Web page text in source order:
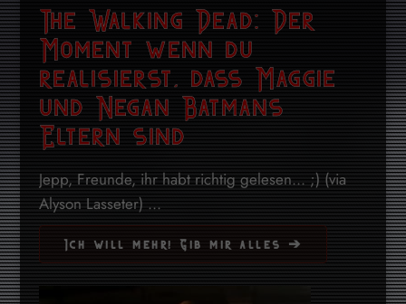
The Walking Dead: Der
Moment wenn du
realisierst, dass Maggie
und Negan Batmans
Eltern sind
Jepp, Freunde, ihr habt richtig gelesen... ;) (via
Alyson Lasseter) ...
Ich will mehr! Gib mir alles ➔